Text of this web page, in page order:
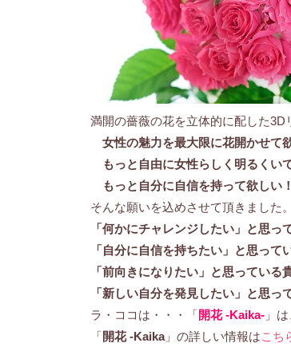
満開の薔薇の花を立体的に配した3D
女性の魅力を最大限に花開かせて
もっと自由に女性らしく明るくい
もっと自分に自信を持って欲しい！
そんな願いを込めさせて頂きました。
「何かにチャレンジしたい」と思っ
「自分に自信を持ちたい」と思って
「前向きになりたい」と思っている
「新しい自分を発見したい」と思っ
ラ・ココは・・・「開花 -Kaika-」は
「開花 -Kaika」の詳しい情報はこち